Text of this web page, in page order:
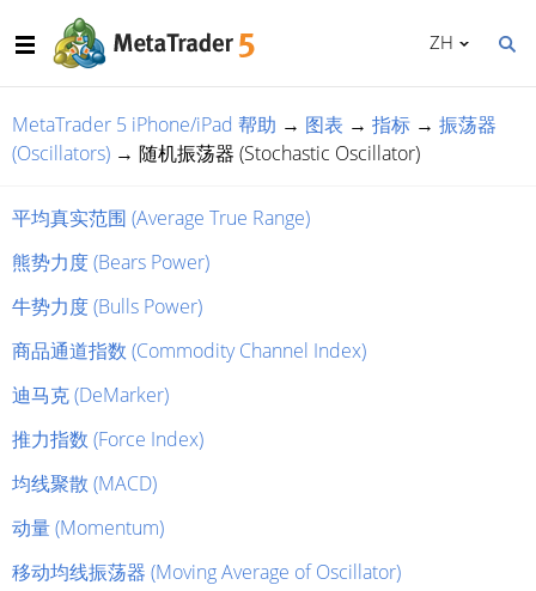
ZH
MetaTrader 5 iPhone/iPad 帮助 → 图表 → 指标 → 振荡器
(Oscillators) → 随机振荡器 (Stochastic Oscillator)
平均真实范围 (Average True Range)
熊势力度 (Bears Power)
牛势力度 (Bulls Power)
商品通道指数 (Commodity Channel Index)
迪马克 (DeMarker)
推力指数 (Force Index)
均线聚散 (MACD)
动量 (Momentum)
移动均线振荡器 (Moving Average of Oscillator)